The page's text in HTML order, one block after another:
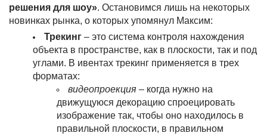
решения для шоу». Остановимся лишь на некоторых
новинках рынка, о которых упомянул Максим:
Трекинг – это система контроля нахождения
объекта в пространстве, как в плоскости, так и под
углами. В ивентах трекинг применяется в трех
форматах:
видеопроекция – когда нужно на
движущуюся декорацию спроецировать
изображение так, чтобы оно находилось в
правильной плоскости, в правильном